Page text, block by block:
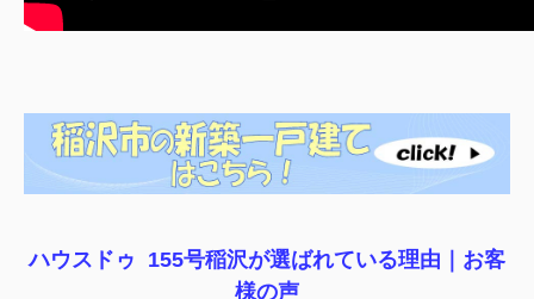
ハウスドゥ 155号稲沢が選ばれている理由｜ お客
様の声